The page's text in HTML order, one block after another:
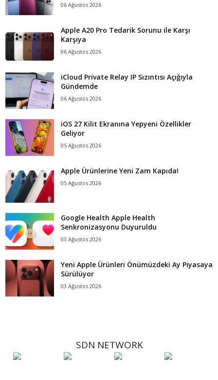
06 Ağustos 2026
Apple A20 Pro Tedarik Sorunu ile Karşı
Karşıya
06 Ağustos 2026
iCloud Private Relay IP Sızıntısı Açığıyla
Gündemde
06 Ağustos 2026
iOS 27 Kilit Ekranına Yepyeni Özellikler
Geliyor
05 Ağustos 2026
Apple Ürünlerine Yeni Zam Kapıda!
05 Ağustos 2026
Google Health Apple Health
Senkronizasyonu Duyuruldu
03 Ağustos 2026
Yeni Apple Ürünleri Önümüzdeki Ay Piyasaya
Sürülüyor
03 Ağustos 2026
SDN NETWORK